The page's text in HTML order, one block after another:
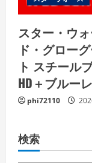
スター・ウ
ド・グロー
ト スチール
HD＋ブルーレ
phi72110
検索